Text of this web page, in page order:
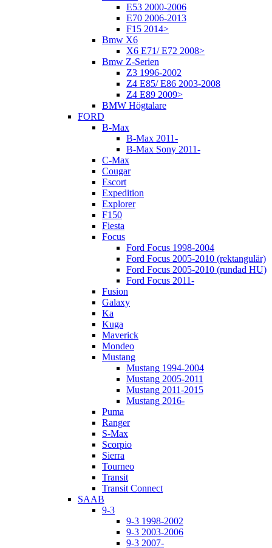
E53 2000-2006
E70 2006-2013
F15 2014>
Bmw X6
X6 E71/ E72 2008>
Bmw Z-Serien
Z3 1996-2002
Z4 E85/ E86 2003-2008
Z4 E89 2009>
BMW Högtalare
FORD
B-Max
B-Max 2011-
B-Max Sony 2011-
C-Max
Cougar
Escort
Expedition
Explorer
F150
Fiesta
Focus
Ford Focus 1998-2004
Ford Focus 2005-2010 (rektangulär)
Ford Focus 2005-2010 (rundad HU)
Ford Focus 2011-
Fusion
Galaxy
Ka
Kuga
Maverick
Mondeo
Mustang
Mustang 1994-2004
Mustang 2005-2011
Mustang 2011-2015
Mustang 2016-
Puma
Ranger
S-Max
Scorpio
Sierra
Tourneo
Transit
Transit Connect
SAAB
9-3
9-3 1998-2002
9-3 2003-2006
9-3 2007-